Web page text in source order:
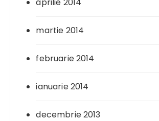
martie 2014
februarie 2014
ianuarie 2014
decembrie 2013